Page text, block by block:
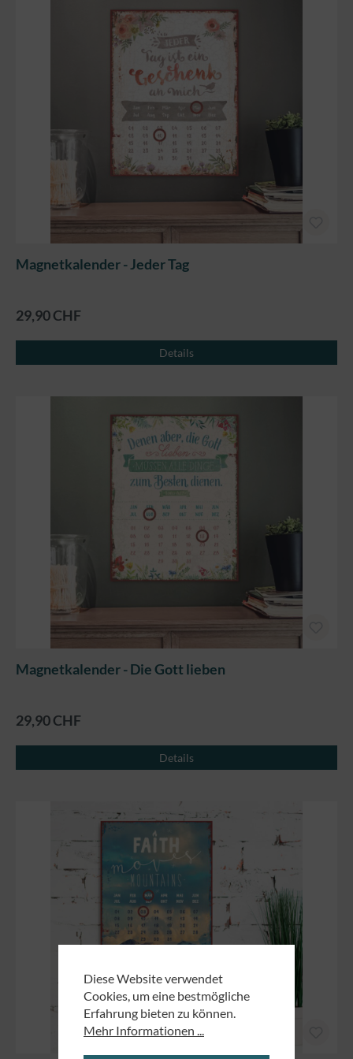
Magnetkalender - Jeder Tag
29,90 CHF
Details
Magnetkalender - Die Gott lieben
29,90 CHF
Details
Diese Website verwendet
Cookies, um eine bestmögliche
Erfahrung bieten zu können.
Mehr Informationen ...